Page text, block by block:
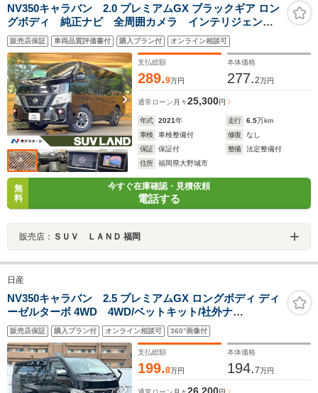
NV350キャラバン 2.0 プレミアムGX ブラックギア ロン
グボディ 純正ナビ 全周囲カメラ インテリジェント
エマージェンシーブレーキ 電動スライドドア LEDヘ
ッド グレード専用15インチアルミ オートエアコン
インテリジェントキー オートライト
販売店保証 車両品質評価書付 購入プラン付 オンライン相談可
支払総額
289.9万円
本体価格
277.2万円
通常ローン 月々25,300円
年式 2021年 走行 6.5万km
車検
車検整備付 修復
なし
保証
保証付 整備
法定整備付
住所
福岡県大野城市
無
料
今すぐ在庫確認・見積依頼
電話する
販売店： ＳＵＶ ＬＡＮＤ 福岡
日産
NV350キャラバン 2.5 プレミアムGX ロングボディ ディ
ーゼルターボ 4WD 4WD/ベットキット/社外ナ
ビ/Bluetooth/フルセグ/DVD/ラジオ/ETC/前方ドライブレ
コーダー
販売店保証 購入プラン付 オンライン相談可 360°画像付
支払総額
199.8万円
本体価格
194.7万円